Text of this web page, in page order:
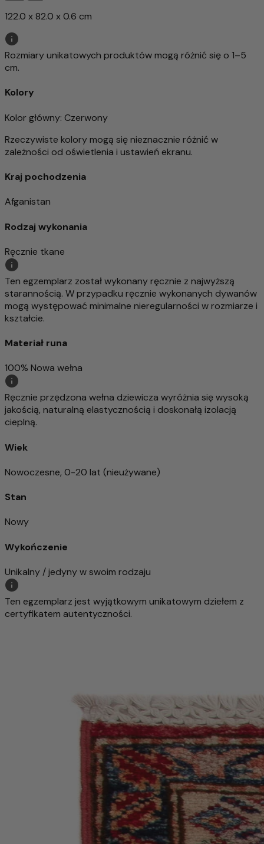
122.0 x 82.0 x 0.6 cm
Rozmiary unikatowych produktów mogą różnić się o 1–5
cm.
Kolory
Kolor główny: Czerwony
Rzeczywiste kolory mogą się nieznacznie różnić w
zależności od oświetlenia i ustawień ekranu.
Kraj pochodzenia
Afganistan
Rodzaj wykonania
Ręcznie tkane
Ten egzemplarz został wykonany ręcznie z najwyższą
starannością. W przypadku ręcznie wykonanych dywanów
mogą występować minimalne nieregularności w rozmiarze i
kształcie.
Materiał runa
100% Nowa wełna
Ręcznie przędzona wełna dziewicza wyróżnia się wysoką
jakością, naturalną elastycznością i doskonałą izolacją
cieplną.
Wiek
Nowoczesne, 0-20 lat (nieużywane)
Stan
Nowy
Wykończenie
Unikalny / jedyny w swoim rodzaju
Ten egzemplarz jest wyjątkowym unikatowym dziełem z
certyfikatem autentyczności.